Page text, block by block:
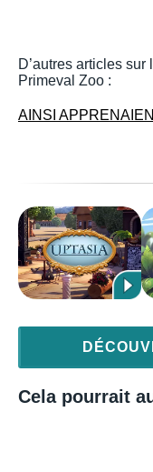
D’autres articles
Primeval Zoo :
AINSI
Cela pourrait